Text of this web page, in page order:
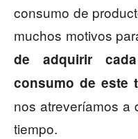
consumo de
muchos motivos
de adquirir
consumo de este
nos atreveríamos a
tiempo.